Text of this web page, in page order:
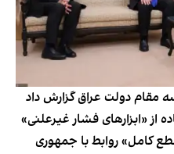
مقام دولت عراق گزارش داد
از «ابزارهای فشار غیرعلنی»
کامل» روابط با جمهوری